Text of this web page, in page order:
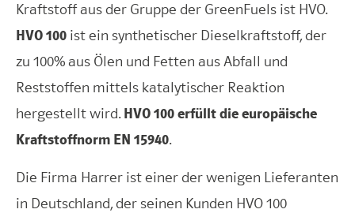
Kraftstoff aus der Gruppe der GreenFuels ist HVO.
HVO 100 ist ein synthetischer Dieselkraftstoff, der
zu 100% aus Ölen und Fetten aus Abfall und
Reststoffen mittels katalytischer Reaktion
hergestellt wird.HVO 100 erfüllt die europäische
Kraftstoffnorm EN 15940.
Die Firma Harrer ist einer der wenigen Lieferanten
in Deutschland, der seinen Kunden HVO 100